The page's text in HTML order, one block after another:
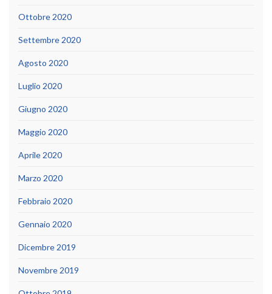
Ottobre 2020
Settembre 2020
Agosto 2020
Luglio 2020
Giugno 2020
Maggio 2020
Aprile 2020
Marzo 2020
Febbraio 2020
Gennaio 2020
Dicembre 2019
Novembre 2019